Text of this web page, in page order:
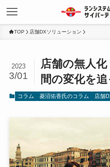
TOP 店舗DXソリューション
店舗の無人
間の変化を追
2023
3/01
コラム 菱沼佑香氏のコラム 店舗